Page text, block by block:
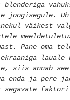
joogisegule.
väikest
Pane oma
lauale
siis annab see
enda ja pere
segavate